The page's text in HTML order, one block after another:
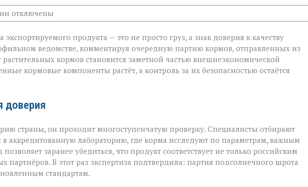
к
записи
шрот
выходит
международный
уровень»
отключены
продукта — это не просто груз, а знак доверия к качеству
ведомстве, комментируя очередную партию кормов, отправленных из
растительных кормов становится заметной частью внешнеэкономической
кормовые компоненты растёт, а контроль за их безопасностью остаётся
доверия
страны, он проходит многоступенчатую проверку. Специалисты отбирают
аккредитованную лабораторию, где корма исследуют по параметрам, важным
заранее убедиться, что продукт соответствует не только российским
партнёров. В этот раз экспертиза подтвердила: партия подсолнечного шрота
стандартам.